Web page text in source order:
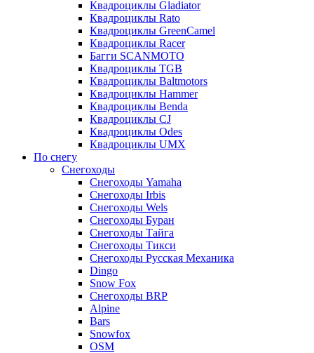
Квадроциклы Gladiator
Квадроциклы Rato
Квадроциклы GreenCamel
Квадроциклы Racer
Багги SCANMOTO
Квадроциклы TGB
Квадроциклы Baltmotors
Квадроциклы Hammer
Квадроциклы Benda
Квадроциклы CJ
Квадроциклы Odes
Квадроциклы UMX
По снегу
Снегоходы
Снегоходы Yamaha
Снегоходы Irbis
Снегоходы Wels
Снегоходы Буран
Снегоходы Тайга
Снегоходы Тикси
Снегоходы Русская Механика
Dingo
Snow Fox
Снегоходы BRP
Alpine
Bars
Snowfox
OSM